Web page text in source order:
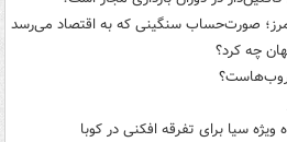
صورت‌حساب سنگینی که به اقتصاد می‌رسد
چه کرد؟
سیا برای تفرقه افکنی در کوبا